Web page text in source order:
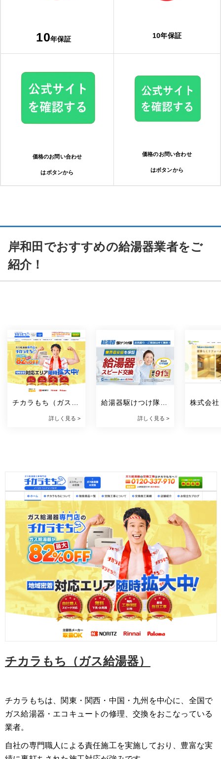
10年保証 10年保証
価格のお問い合わせ
はボタンから
価格のお問い合わせ
はボタンから
岸和田でおすすめの給湯器業者をご
紹介！
チカラもち（ガス給
詳しく見る >
給湯器駆けつけ隊
詳しく見る >
株式会
チカラもち（ガス給湯器）
チカラもちは、関東・関西・中国・九州を中心に、全国で
ガス給湯器・エコキュートの修理、交換をおこなっている
業者。
自社の専門職人による責任施工を実施しており、豊富な実